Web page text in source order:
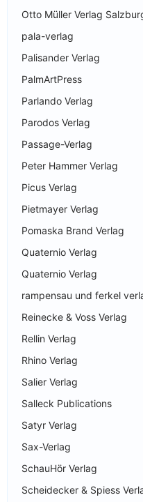
Otto Müller Verlag
pala-verlag
Palisander Verlag
PalmArtPress
Parlando Verlag
Parodos Verlag
Passage-Verlag
Peter Hammer Verlag
Picus Verlag
Pietmayer Verlag
Pomaska Brand Verlag
Quaternio Verlag
Quaternio Verlag
rampensau und ferkel
Reinecke & Voss Verlag
Rellin Verlag
Rhino Verlag
Salier Verlag
Salleck Publications
Satyr Verlag
Sax-Verlag
SchauHör Verlag
Scheidecker & Spiess